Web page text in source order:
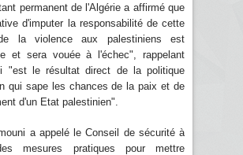
permanent de l'Algérie a affirmé que
d'imputer la responsabilité de cette
la violence aux palestiniens est
et sera vouée à l'échec", rappelant
"est le résultat direct de la politique
qui sape les chances de la paix et de
d'un Etat palestinien".
a appelé le Conseil de sécurité à
mesures pratiques pour mettre